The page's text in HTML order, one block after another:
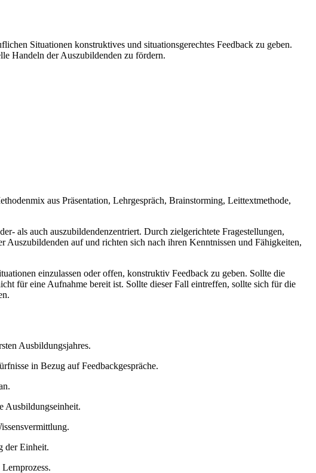
Situationen konstruktives und situationsgerechtes Feedback zu geben.
Handeln der Auszubildenden zu fördern.
aus Präsentation, Lehrgespräch, Brainstorming, Leittextmethode,
als auch auszubildendenzentriert. Durch zielgerichtete Fragestellungen,
auf und richten sich nach ihren Kenntnissen und Fähigkeiten,
einzulassen oder offen, konstruktiv Feedback zu geben. Sollte die
für eine Aufnahme bereit ist. Sollte dieser Fall eintreffen, sollte sich für die
Ausbildungsjahres.
in Bezug auf Feedbackgespräche.
Ausbildungseinheit.
der Einheit.